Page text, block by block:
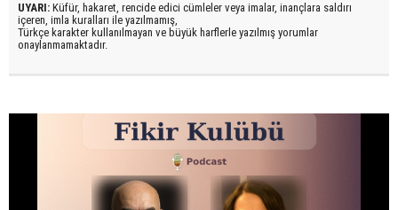
UYARI: Küfür, hakaret, rencide edici cümleler veya imalar, inançlara saldırı
içeren, imla kuralları ile yazılmamış,
Türkçe karakter kullanılmayan ve büyük harflerle yazılmış yorumlar
onaylanmamaktadır.